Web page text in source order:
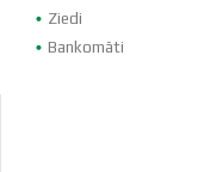
Ziedi
Bankomāti